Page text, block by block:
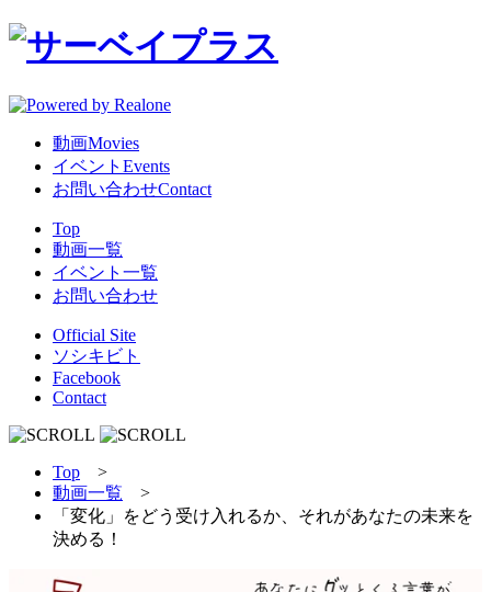
動画Movies
イベント Events
お問い合わせContact
Top
動画一覧
イベント一覧
お問い合わせ
Official Site
ソシキビト
Facebook
Contact
Top >
動画一覧 >
「変化」をどう受け入れるか、それがあなたの未来を
決める！